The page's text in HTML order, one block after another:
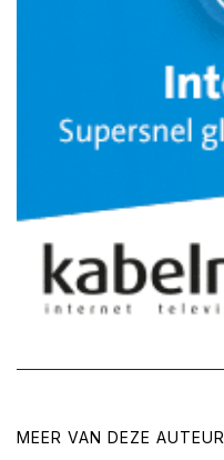
MEER VAN DEZE AUTEUR